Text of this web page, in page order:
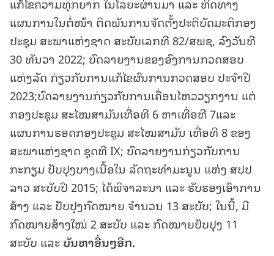
ແກ້ໄຂຄວາມທຸກຍາກ ໃນໄລຍະຜ່ານມາ ແລະ ທິດທາງ
ແຜນການໃນຕໍ່ໜ້າ ຕິດພັນການຈັດຕັ້ງປະຕິບັດມະຕິກອງ
ປະຊຸມ ສະພາແຫ່ງຊາດ ສະບັບເລກທີ 82/ສພຊ, ລົງວັນທີ
30 ທັນວາ 2022; ບົດລາຍງານຂອງອົງການກວດສອບ
ແຫ່ງລັດ ກ່ຽວກັບການແກ້ໄຂຜົນການກວດສອບ ປະຈຳປີ
2023;ບົດລາຍງານກ່ຽວກັບການເຄື່ອນໄຫວວຽກງານ ແຕ່
ກອງປະຊຸມ ສະໄໝສາມັນເທື່ອທີ 6 ຫາເທື່ອທີ 7ແລະ
ແຜນການຮອດກອງປະຊຸມ ສະໄໝສາມັນ ເທື່ອທີ 8 ຂອງ
ສະພາແຫ່ງຊາດ ຊຸດທີ IX; ບົດລາຍງານກ່ຽວກັບການ
ກະກຽມ ປັບປຸງບາງເນື້ອໃນ ລັດຖະທຳມະນູນ ແຫ່ງ ສປປ
ລາວ ສະບັບປີ 2015; ໄດ້ພິຈາລະນາ ແລະ ຮັບຮອງເອົາການ
ສ້າງ ແລະ ປັບປຸງກົດໝາຍ ຈໍານວນ 13 ສະບັບ; ໃນນີ້, ມີ
ກົດໝາຍສ້າງໃໝ່ 2 ສະບັບ ແລະ ກົດໝາຍປັບປຸງ 11
ສະບັບ ແລະ ບັນຫາອື່ນໆອີກ.